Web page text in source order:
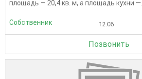
площадь — 20,4 кв. м, а площадь кухни —...
Собственник 12.06
Позвонить